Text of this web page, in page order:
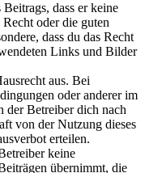
dass er keine
oder die guten
dass du das Recht
Links und Bilder
aus. Bei
oder anderer im
der Betreiber dich nach
von der Nutzung dieses
erteilen.
keine
übernimmt, die